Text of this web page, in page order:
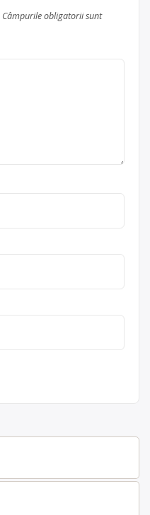
Câmpurile obligatorii sunt